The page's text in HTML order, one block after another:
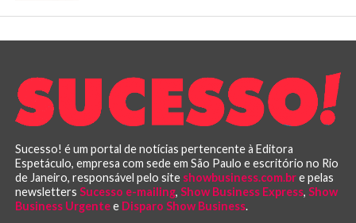
Sucesso! é um portal de notícias pertencente à Editora
Espetáculo, empresa com sede em São Paulo e escritório no Rio
de Janeiro, responsável pelo site showbusiness.com.bre pelas
newsletters Sucesso e-mailing, Show Business Express, Show
Business Urgentee Disparo Show Business.